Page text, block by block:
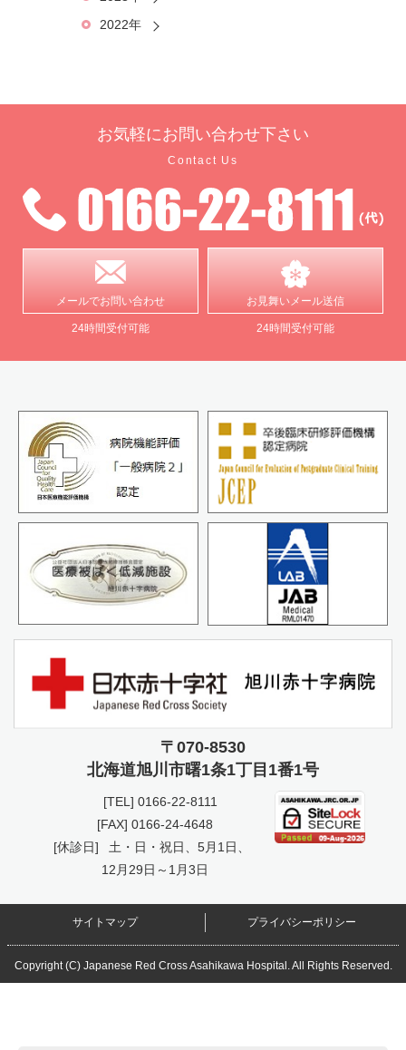
2022年
お気軽にお問い合わせ下さい
Contact Us
メールでお問い合わせ
24時間受付可能
お見舞い メール送信
24時間受付可能
〒070-8530
北海道旭川市曙1条1丁目1番1号
[TEL] 0166-22-8111
[FAX] 0166-24-4648
[休診日]
土・日・祝日、5月1日、
12月29日～1月3日
サイトマップ プライバシーポリシー
Copyright (C) Japanese Red Cross Asahikawa Hospital. All Rights Reserved.